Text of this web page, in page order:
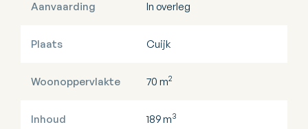
Aanvaarding In overleg
Plaats Cuijk
Woonoppervlakte 70 m2
Inhoud 189 m3